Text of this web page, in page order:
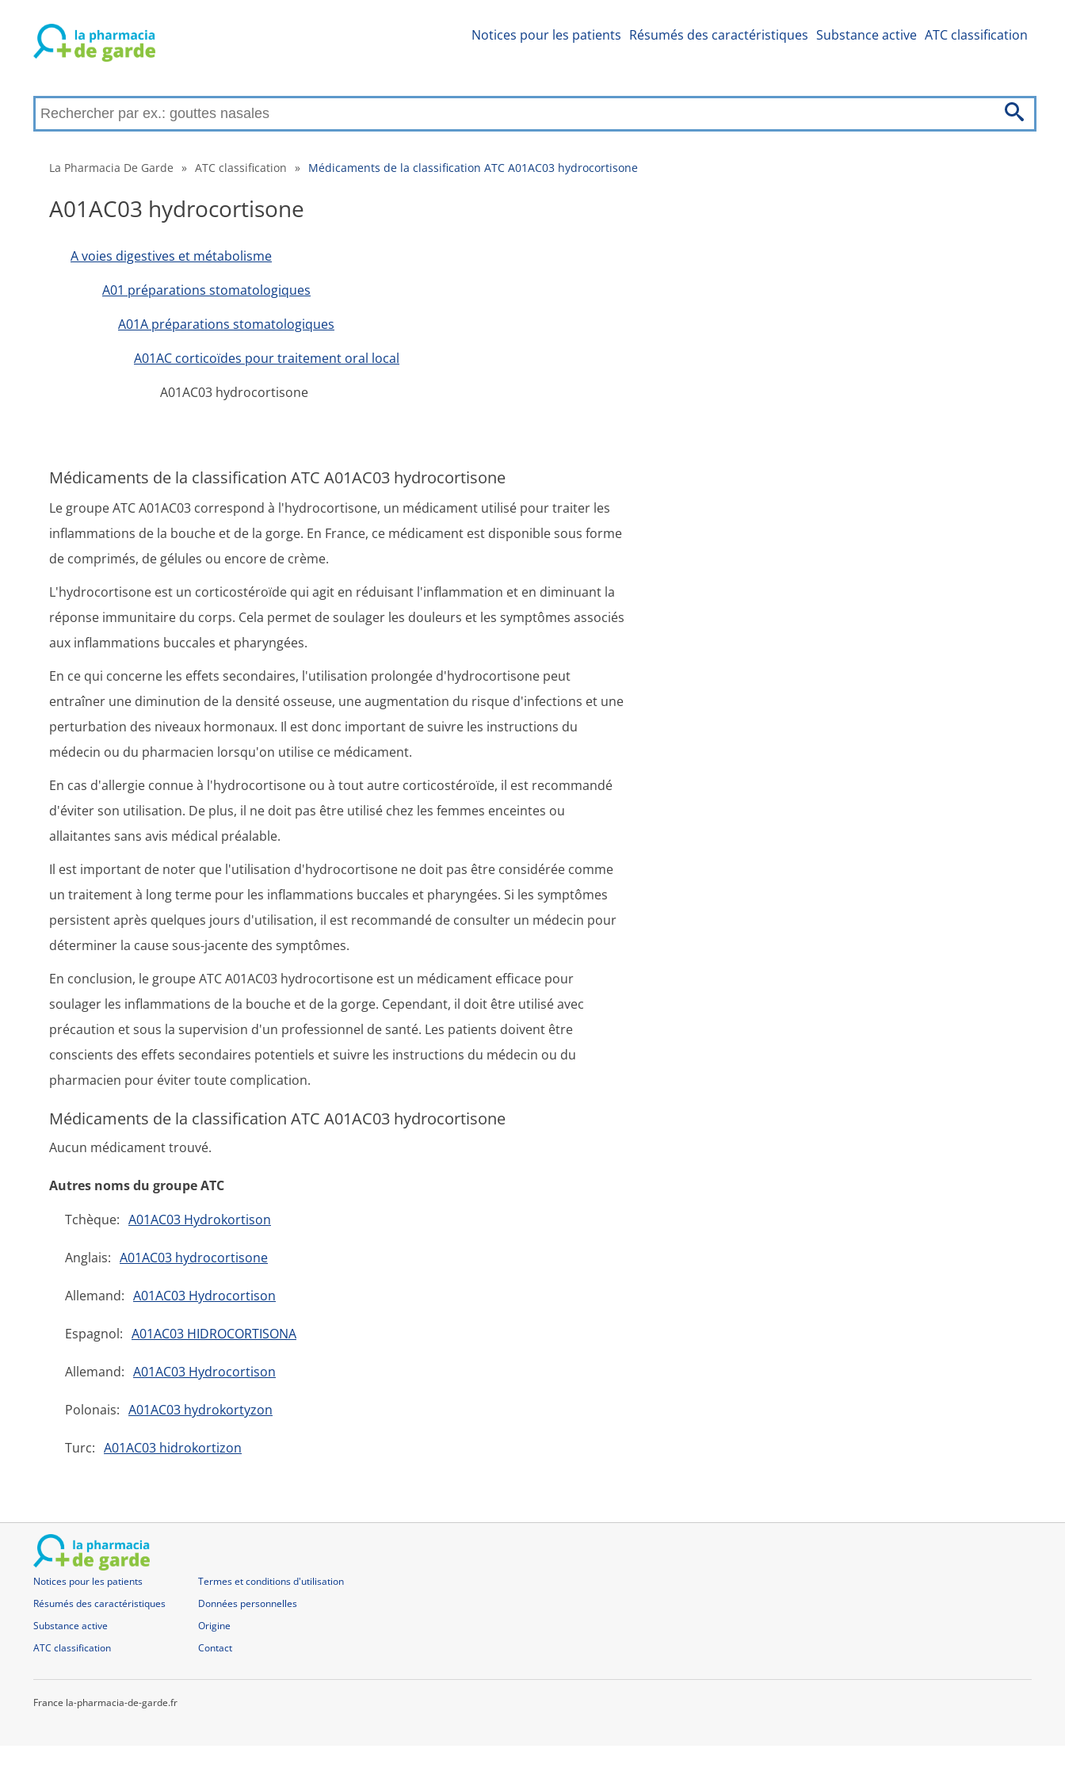
Notices pour les patients Résumés des caractéristiques Substance active ATC classification
La Pharmacia De Garde » ATC classification » Médicaments de la classification ATC A01AC03 hydrocortisone
A01AC03 hydrocortisone
A voies digestives et métabolisme
A01 préparations stomatologiques
A01A préparations stomatologiques
A01AC corticoïdes pour traitement oral local
A01AC03 hydrocortisone
Médicaments de la classification ATC A01AC03 hydrocortisone
Le groupe ATC A01AC03 correspond à l'hydrocortisone, un médicament utilisé pour traiter les
inflammations de la bouche et de la gorge. En France, ce médicament est disponible sous forme
de comprimés, de gélules ou encore de crème.
L'hydrocortisone est un corticostéroïde qui agit en réduisant l'inflammation et en diminuant la
réponse immunitaire du corps. Cela permet de soulager les douleurs et les symptômes associés
aux inflammations buccales et pharyngées.
En ce qui concerne les effets secondaires, l'utilisation prolongée d'hydrocortisone peut
entraîner une diminution de la densité osseuse, une augmentation du risque d'infections et une
perturbation des niveaux hormonaux. Il est donc important de suivre les instructions du
médecin ou du pharmacien lorsqu'on utilise ce médicament.
En cas d'allergie connue à l'hydrocortisone ou à tout autre corticostéroïde, il est recommandé
d'éviter son utilisation. De plus, il ne doit pas être utilisé chez les femmes enceintes ou
allaitantes sans avis médical préalable.
Il est important de noter que l'utilisation d'hydrocortisone ne doit pas être considérée comme
un traitement à long terme pour les inflammations buccales et pharyngées. Si les symptômes
persistent après quelques jours d'utilisation, il est recommandé de consulter un médecin pour
déterminer la cause sous-jacente des symptômes.
En conclusion, le groupe ATC A01AC03 hydrocortisone est un médicament efficace pour
soulager les inflammations de la bouche et de la gorge. Cependant, il doit être utilisé avec
précaution et sous la supervision d'un professionnel de santé. Les patients doivent être
conscients des effets secondaires potentiels et suivre les instructions du médecin ou du
pharmacien pour éviter toute complication.
Médicaments de la classification ATC A01AC03 hydrocortisone
Aucun médicament trouvé.
Autres noms du groupe ATC
Tchèque: A01AC03 Hydrokortison
Anglais: A01AC03 hydrocortisone
Allemand: A01AC03 Hydrocortison
Espagnol: A01AC03 HIDROCORTISONA
Allemand: A01AC03 Hydrocortison
Polonais: A01AC03 hydrokortyzon
Turc: A01AC03 hidrokortizon
Notices pour les patients
Résumés des caractéristiques
Substance active
ATC classification
Termes et conditions d'utilisation
Données personnelles
Origine
Contact
France la-pharmacia-de-garde.fr